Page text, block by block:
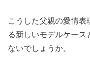
こうした父親の愛情
る新しいモデルケー
ないでしょうか。